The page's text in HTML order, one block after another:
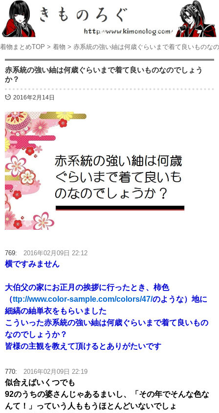
着物まとめTOP > 着物 > 赤系統の強い紬は何歳ぐらいまで着て良いものな
赤系統の強い紬は何歳ぐらいまで着て良いものなのでしょう
か？
2016年2月14日
769: 2016年02月09日 22:12
横ですみません
大伯父の家にお正月の挨拶に行ったとき、柿色
（ttp://www.color-sample.com/colors/47/のような）地に
細縞の紬単衣をもらいました
こういった赤系統の強い紬は何歳ぐらいまで着て良いもの
なのでしょうか？
皆様の主観を教えて頂けるとありがたいです
770: 2016年02月09日 22:19
似合えばいくつでも
92のうちの婆さんじゃあるまいし、「その年でそんな色な
んて！」っていう人ももうほとんどいないでしょ